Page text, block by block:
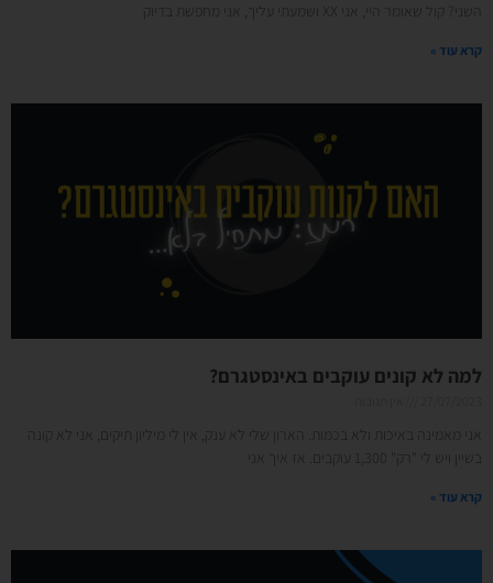
השני? קול שאומר היי, אני XX ושמעתי עליך, אני מחפשת בדיוק
קרא עוד »
למה לא קונים עוקבים באינסטגרם?
אני מאמינה באיכות ולא בכמות. הארון שלי לא ענק, אין לי מיליון תיקים, אני לא קונה
בשיין ויש לי "רק" 1,300 עוקבים. אז איך אני
קרא עוד »